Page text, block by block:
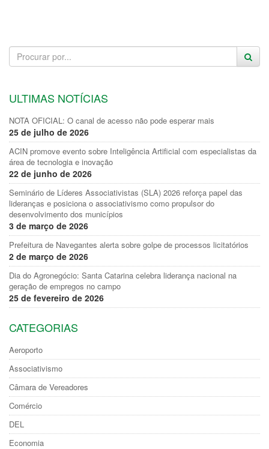
ULTIMAS NOTÍCIAS
NOTA OFICIAL: O canal de acesso não pode esperar mais
25 de julho de 2026
ACIN promove evento sobre Inteligência Artificial com especialistas da
área de tecnologia e inovação
22 de junho de 2026
Seminário de Líderes Associativistas (SLA) 2026 reforça papel das
lideranças e posiciona o associativismo como propulsor do
desenvolvimento dos municípios
3 de março de 2026
Prefeitura de Navegantes alerta sobre golpe de processos licitatórios
2 de março de 2026
Dia do Agronegócio: Santa Catarina celebra liderança nacional na
geração de empregos no campo
25 de fevereiro de 2026
CATEGORIAS
Aeroporto
Associativismo
Câmara de Vereadores
Comércio
DEL
Economia